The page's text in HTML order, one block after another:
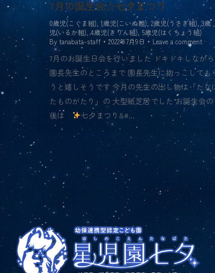
7月の誕生会☆七夕まつり
0歳児(こぐま組) 1歳児(こいぬ組) 2歳児(うさぎ組) 3歳
児(いるか組) ,4歳児(きりん組) 5歳児(はくちょう組)
By tanabata-staff 2022年7月9日 Leave a comment
7月のお誕生日会を行いました ドキドキしながら
園長先生のところまで 園長先生に抱っこしても
うと嬉しそうです 今月の先生の出し物は「たな
たものがたり」の 大型紙芝居でした お誕生会の
後は
七夕まつり&#…